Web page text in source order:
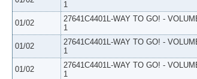
1
01/02
27641C4401L-WAY TO GO! -
1
01/02
27641C4401L-WAY TO GO! -
1
01/02
27641C4401L-WAY TO GO! -
1